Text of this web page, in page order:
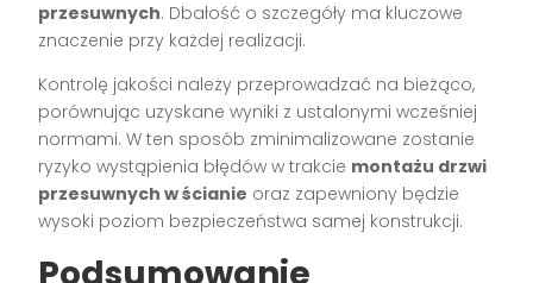
przesuwnych. Dbałość o szczegóły ma kluczowe
znaczenie przy każdej realizacji.
Kontrolę jakości należy przeprowadzać na bieżąco,
porównując uzyskane wyniki z ustalonymi wcześniej
normami. W ten sposób zminimalizowane zostanie
ryzyko wystąpienia błędów w trakcie montażu drzwi
przesuwnych w ścianie oraz zapewniony będzie
wysoki poziom bezpieczeństwa samej konstrukcji.